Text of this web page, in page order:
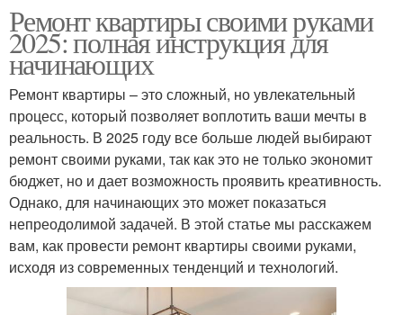
Ремонт квартиры своими руками
2025: полная инструкция для
начинающих
Ремонт квартиры – это сложный, но увлекательный
процесс, который позволяет воплотить ваши мечты в
реальность. В 2025 году все больше людей выбирают
ремонт своими руками, так как это не только экономит
бюджет, но и дает возможность проявить креативность.
Однако, для начинающих это может показаться
непреодолимой задачей. В этой статье мы расскажем
вам, как провести ремонт квартиры своими руками,
исходя из современных тенденций и технологий.